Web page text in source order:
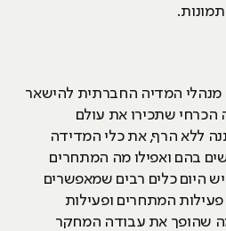
המדיה החברתית להישאר
הכרחי שתכירו את עולם
ללא הרף, את כלי המדידה
בהם ואפילו מה המתחרים
היום כלים רבים שמאפשרים
המתחרים ופעילות
שהופך את עבודה המחקר